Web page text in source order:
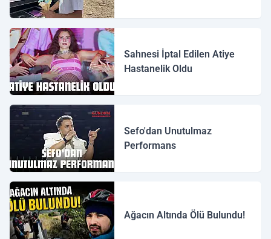
Sahnesi İptal Edilen Atiye
Hastanelik Oldu
Sefo'dan Unutulmaz
Performans
Ağacın Altında Ölü Bulundu!